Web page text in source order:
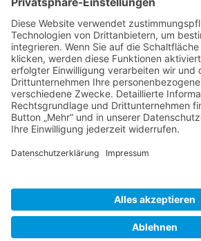
Loggia
Impressum